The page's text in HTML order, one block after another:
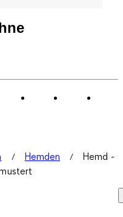
Hemden
Hemd -